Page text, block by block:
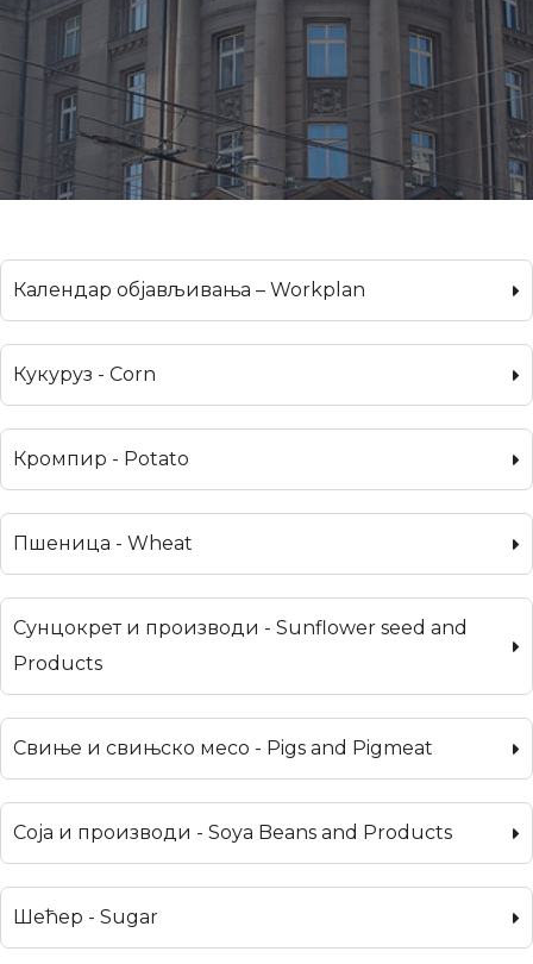
Календар објављивања – Workplan
Кукуруз - Corn
Кромпир - Potato
Пшеница - Wheat
Сунцокрет и производи - Sunflower seed and
Products
Свиње и свињско месо - Pigs and Pigmeat
Соја и производи - Soya Beans and Products
Шећер - Sugar